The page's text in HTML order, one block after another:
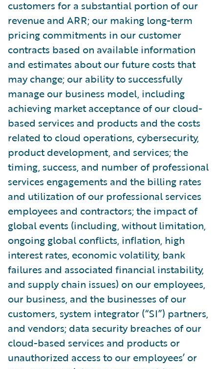
customers for a substantial portion of our
revenue and ARR; our making long-term
pricing commitments in our customer
contracts based on available information
and estimates about our future costs that
may change; our ability to successfully
manage our business model, including
achieving market acceptance of our cloud-
based services and products and the costs
related to cloud operations, cybersecurity,
product development, and services; the
timing, success, and number of professional
services engagements and the billing rates
and utilization of our professional services
employees and contractors; the impact of
global events (including, without limitation,
ongoing global conflicts, inflation, high
interest rates, economic volatility, bank
failures and associated financial instability,
and supply chain issues) on our employees,
our business, and the businesses of our
customers, system integrator (“SI”) partners,
and vendors; data security breaches of our
cloud-based services and products or
unauthorized access to our employees’ or